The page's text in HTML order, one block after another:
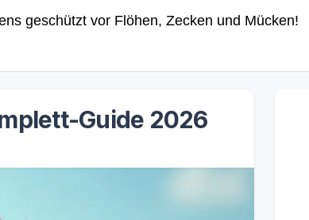
geschützt vor Flöhen, Zecken und Mücken!
Guide 2026